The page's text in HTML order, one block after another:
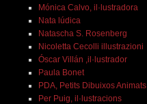
Mónica Calvo, il·lustradora
Nata lúdica
Natascha S. Rosenberg
Nicoletta Cecolli illustrazioni
Óscar Villán ,il·lustrador
Paula Bonet
PDA, Petits Dibuixos Animats
Per Puig, il·lustracions